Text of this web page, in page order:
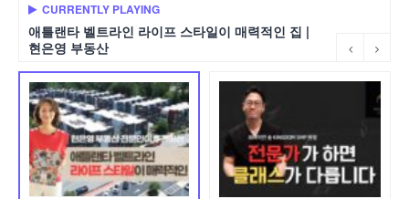
CURRENTLY PLAYING
애틀랜타 벨트라인 라이프 스타일이 매력적인 집 |
현은영 부동산